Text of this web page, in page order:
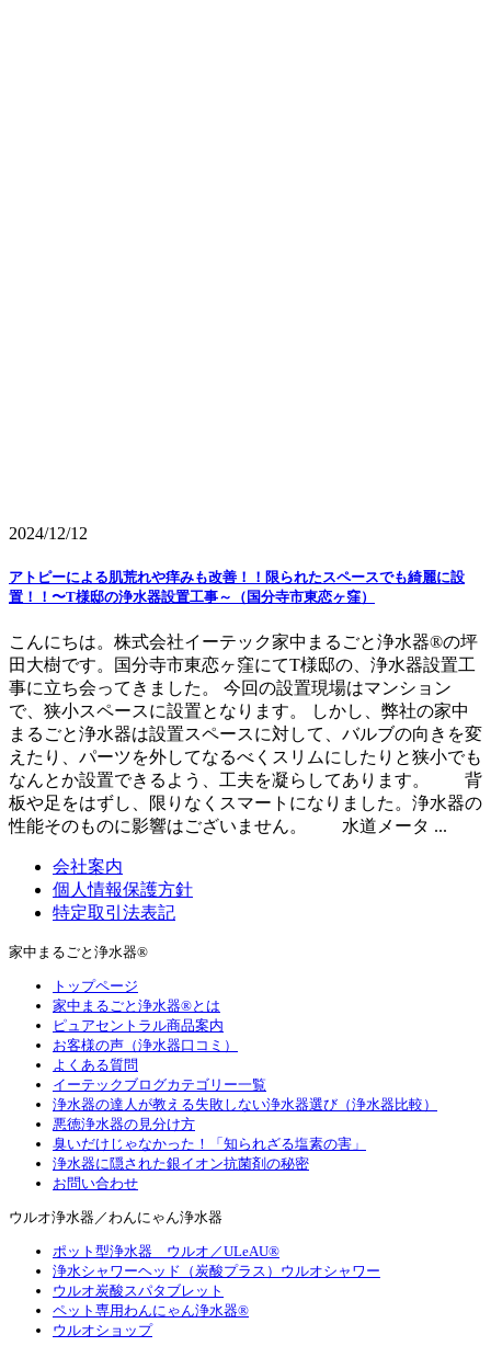
2024/12/12
アトピーによる肌荒れや痒みも改善！！限られたスペースでも綺麗に設
置！！〜T様邸の浄水器設置工事～（国分寺市東恋ヶ窪）
こんにちは。株式会社イーテック家中まるごと浄水器®の坪
田大樹です。国分寺市東恋ヶ窪にてT様邸の、浄水器設置工
事に立ち会ってきました。 今回の設置現場はマンション
で、狭小スペースに設置となります。 しかし、弊社の家中
まるごと浄水器は設置スペースに対して、バルブの向きを変
えたり、パーツを外してなるべくスリムにしたりと狭小でも
なんとか設置できるよう、工夫を凝らしてあります。 背
板や足をはずし、限りなくスマートになりました。浄水器の
性能そのものに影響はございません。 水道メータ ...
会社案内
個人情報保護方針
特定取引法表記
家中まるごと浄水器®
トップページ
家中まるごと浄水器®とは
ピュアセントラル商品案内
お客様の声（浄水器口コミ）
よくある質問
イーテックブログカテゴリー一覧
浄水器の達人が教える失敗しない浄水器選び（浄水器比較）
悪徳浄水器の見分け方
臭いだけじゃなかった！「知られざる塩素の害」
浄水器に隠された銀イオン抗菌剤の秘密
お問い合わせ
ウルオ浄水器／わんにゃん浄水器
ポット型浄水器 ウルオ／ULeAU®
浄水シャワーヘッド（炭酸プラス）ウルオシャワー
ウルオ炭酸スパタブレット
ペット専用わんにゃん浄水器®
ウルオショップ